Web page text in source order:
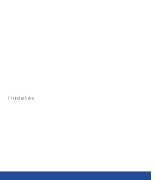
Hirdetés